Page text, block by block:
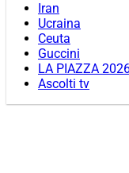
Iran
Ucraina
Ceuta
Guccini
LA PIAZZA
Ascolti tv